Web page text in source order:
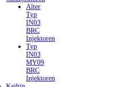
Alter
Typ
IN03
BRC
Injektoren
Typ
IN03
MY09
BRC
Injektoren